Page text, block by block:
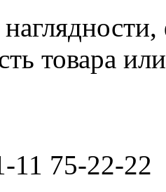
товара
11 75-22-22